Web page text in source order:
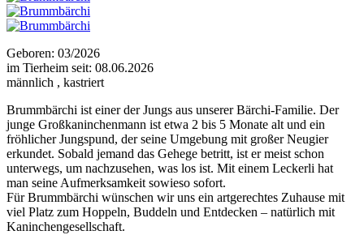
Geboren: 03/2026
im Tierheim seit: 08.06.2026
männlich , kastriert
Brummbärchi ist einer der Jungs aus unserer Bärchi-Familie. Der
junge Großkaninchenmann ist etwa 2 bis 5 Monate alt und ein
fröhlicher Jungspund, der seine Umgebung mit großer Neugier
erkundet. Sobald jemand das Gehege betritt, ist er meist schon
unterwegs, um nachzusehen, was los ist. Mit einem Leckerli hat
man seine Aufmerksamkeit sowieso sofort.
Für Brummbärchi wünschen wir uns ein artgerechtes Zuhause mit
viel Platz zum Hoppeln, Buddeln und Entdecken – natürlich mit
Kaninchengesellschaft.